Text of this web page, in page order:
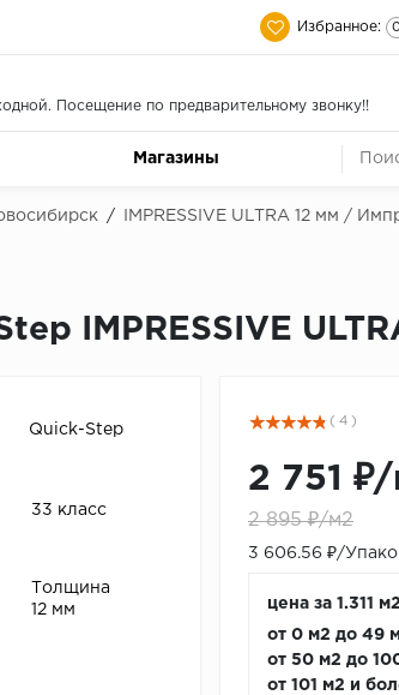
Избранное:
Посещение по предварительному звонку!!
Магазины
/ IMPRESSIVE ULTRA 12 мм /
IMPRESSIVE
Quick-Step
33 класс
Толщина
12 мм
( 4 )
2 751
2 895 ₽/м2
3 606.56 ₽/
цена за 1.311 м2
от 0 м2 до 49
от 50 м2 до
от 101 м2 и